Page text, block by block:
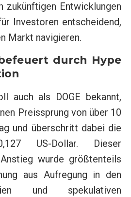
zukünftigen Entwicklungen
Investoren entscheidend,
Markt navigieren.
durch Hype
auch als DOGE bekannt,
Preissprung von über 10
und überschritt dabei die
US-Dollar. Dieser
wurde größtenteils
aus Aufregung in den
und spekulativen